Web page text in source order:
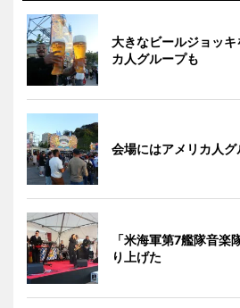
大きなビールジョッ
カ人グループも
会場にはアメリカ人
「米海軍第7艦隊音楽
り上げた